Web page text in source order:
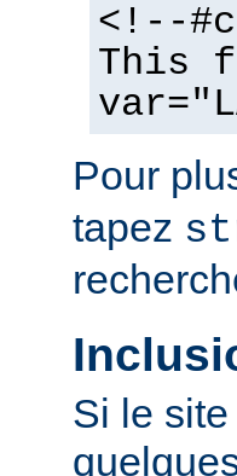
<!--
This
Pour
tapez
Si le